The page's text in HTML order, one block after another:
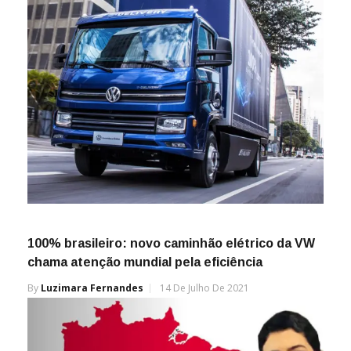
100% brasileiro: novo caminhão elétrico da VW
chama atenção mundial pela eficiência
By Luzimara Fernandes 14 De Julho De 2021